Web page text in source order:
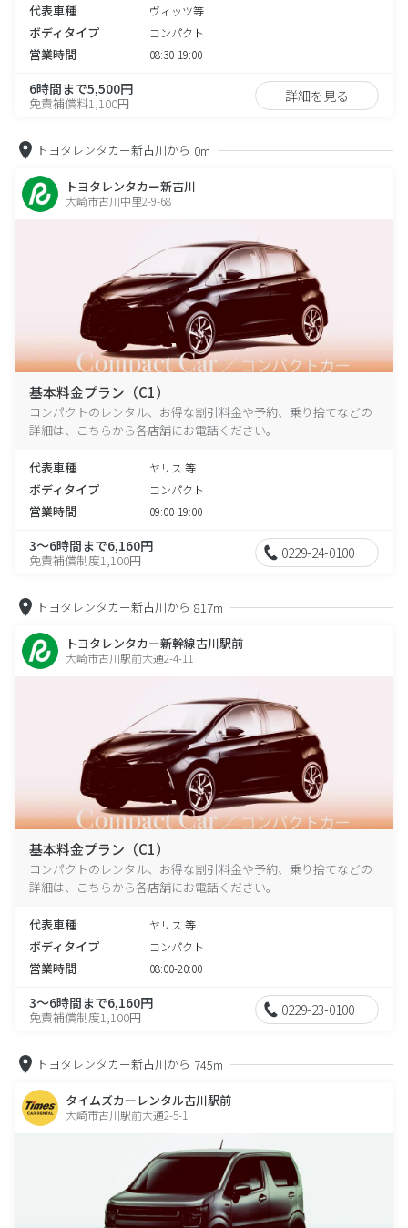
代表車種 ヴィッツ等
ボディタイプ コンパクト
営業時間 08:30-19:00
6時間まで5,500円
免責補償料1,100円 詳細を見る
トヨタレンタカー新古川から 0m
トヨタレンタカー新古川
大崎市古川中里2-9-68
基本料金プラン（C1）
コンパクトのレンタル、お得な割引料金や予約、乗り捨てなどの
詳細は、こちらから各店舗にお電話ください。
代表車種 ヤリス 等
ボディタイプ コンパクト
営業時間 09:00-19:00
3～6時間まで6,160円
免責補償制度1,100円 0229-24-0100
トヨタレンタカー新古川から 817m
トヨタレンタカー新幹線古川駅前
大崎市古川駅前大通2-4-11
基本料金プラン（C1）
コンパクトのレンタル、お得な割引料金や予約、乗り捨てなどの
詳細は、こちらから各店舗にお電話ください。
代表車種 ヤリス 等
ボディタイプ コンパクト
営業時間 08:00-20:00
3～6時間まで6,160円
免責補償制度1,100円 0229-23-0100
トヨタレンタカー新古川から 745m
タイムズカーレンタル古川駅前
大崎市古川駅前大通2-5-1